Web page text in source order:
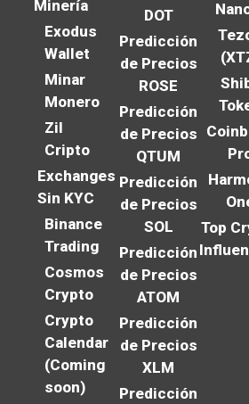
Minería
Exodus
Wallet
Minar
Monero
Zil
Cripto
Exchanges
Sin KYC
Binance
Trading
Cosmos
Crypto
Crypto
Calendar
(Coming
soon)
DOT
Predicción
de Precios
ROSE
Predicción
de Precios
QTUM
Predicción
de Precios
SOL
Predicción
de Precios
ATOM
Predicción
de Precios
XLM
Predicción
Top